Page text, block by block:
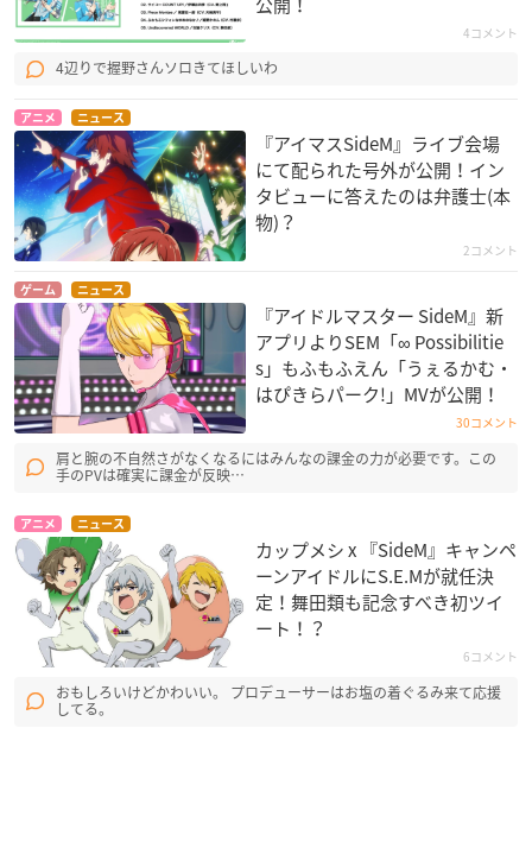
4コメント
4辺りで握野さんソロきてほしいわ
アニメ ニュース
『アイマスSideM』ライブ会場
にて配られた号外が公開！イン
タビューに答えたのは弁護士(本
物)？
2コメント
ゲーム ニュース
『アイドルマスター SideM』新
アプリよりSEM「∞ Possibilitie
s」もふもふえん「うぇるかむ・
はぴきらパーク!」MVが公開！
30コメント
肩と腕の不自然さがなくなるにはみんなの課金の力が必要です。この
手のPVは確実に課金が反映…
アニメ ニュース
カップメシ x 『SideM』キャンペ
ーンアイドルにS.E.Mが就任決
定！舞田類も記念すべき初ツイ
ート！？
6コメント
おもしろいけどかわいい。 プロデューサーはお塩の着ぐるみ来て応援
してる。